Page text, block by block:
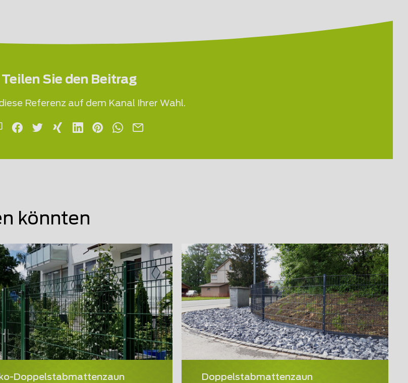
Teilen Sie den Beitrag
Referenz auf dem Kanal Ihrer Wahl.
könnten
Doppelstabmattenzaun Doppelstabmattenzaun